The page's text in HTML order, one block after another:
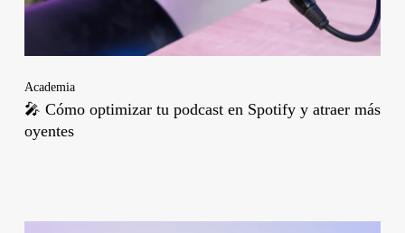
Academia
🎤 Cómo optimizar tu podcast en Spotify y atraer más
oyentes